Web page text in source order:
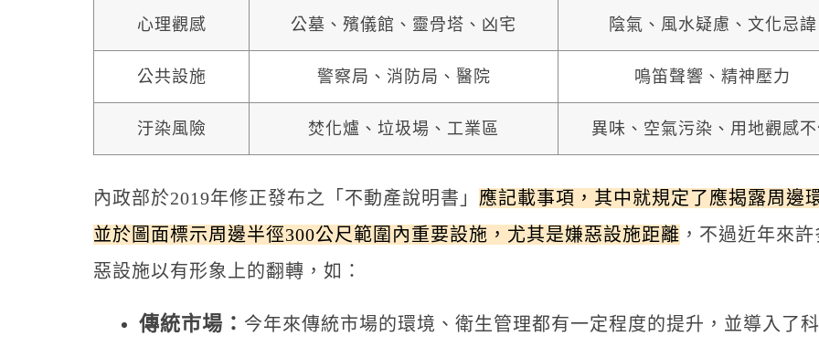
心理觀感 公墓、殯儀館、靈骨塔、凶宅 陰氣、風水疑慮、文化忌諱
公共設施 警察局、消防局、醫院 鳴笛聲響、精神壓力
汙染風險 焚化爐、垃圾場、工業區 異味、空氣污染、用地觀感不
內政部於2019年修正發布之「不動產說明書」 應記載事項，其中就規定了應揭露周邊
並於圖面標示周邊半徑300公尺範圍內重要設施，尤其是嫌惡設施距離 ，不過近年來許
惡設施以有形象上的翻轉，如：
傳統市場： 今年來傳統市場的環境、衛生管理都有一定程度的提升，並導入了